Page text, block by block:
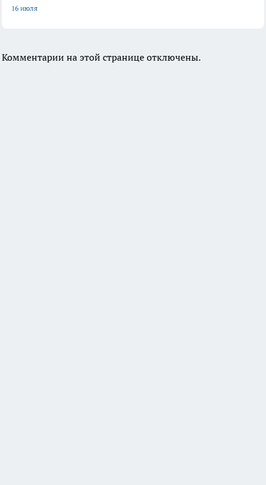
16 июля
Комментарии на этой странице отключены.